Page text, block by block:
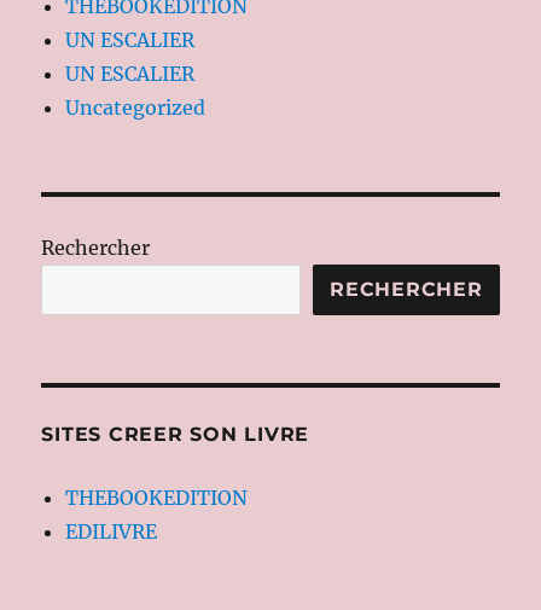
THEBOOKEDITION
UN ESCALIER
UN ESCALIER
Uncategorized
Rechercher
RECHERCHER
SITES CREER SON LIVRE
THEBOOKEDITION
EDILIVRE